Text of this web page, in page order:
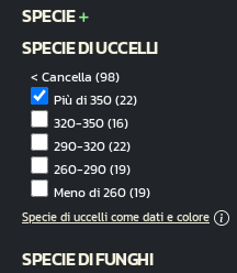
SPECIE
SPECIE DI UCCELLI
< Cancella (98)
Più di 350(22)
320-350(16)
290-320(22)
260-290(19)
Meno di 260(19)
Specie di uccelli come dati e colore
SPECIE DI FUNGHI